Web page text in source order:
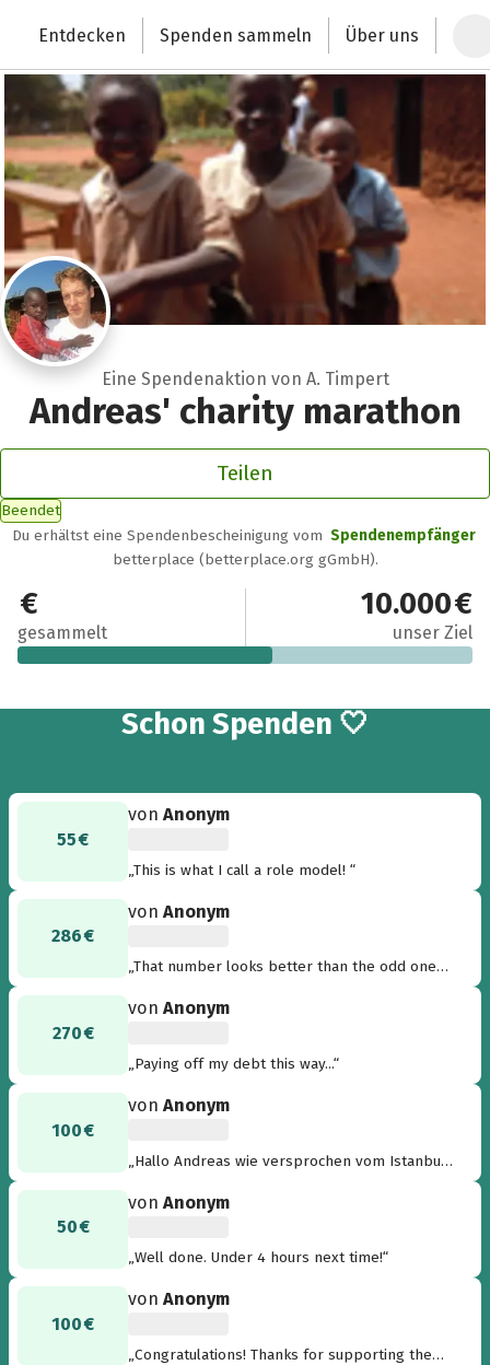
Deutschlands größte Spendenplattform
Entdecken Spenden sammeln Über uns
Eine Spendenaktion von A. Timpert
Andreas' charity marathon
Teilen
Beendet
Du erhältst eine Spendenbescheinigung vom Spendenempfänger
betterplace (betterplace.org gGmbH).
5.555 €
gesammelt
10.000 €
unser Ziel
Schon 61
Spenden 🤍
55 €
vonAnonym
„This is what I call a role model! “
286 €
vonAnonym
„That number looks better than the odd one
270 €
vonAnonym
„Paying off my debt this way...“
100 €
vonAnonym
„Hallo Andreas wie versprochen vom Istanbul
laufen Gruß Bernhard “
50 €
vonAnonym
„Well done. Under 4 hours next time!“
100 €
vonAnonym
„Congratulations! Thanks for supporting the